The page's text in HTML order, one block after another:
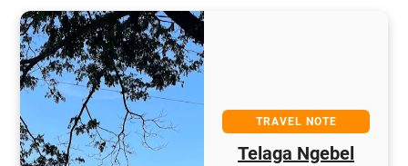
TRAVEL NOTE
Telaga Ngebel